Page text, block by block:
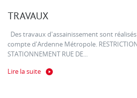
TRAVAUX
Des travaux d'assainissement sont
compte d'Ardenne Métropole.
STATIONNEMENT RUE DE...
Lire la suite